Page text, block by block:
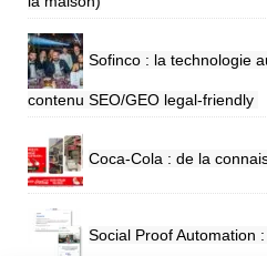
Sofinco : la technologie
contenu SEO/GEO legal-friendly
Coca-Cola : de la
Social Proof Automation